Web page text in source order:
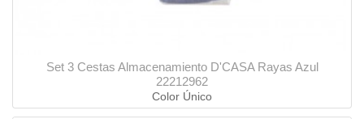
Set 3 Cestas Almacenamiento D'CASA Rayas Azul
22212962
Color Único